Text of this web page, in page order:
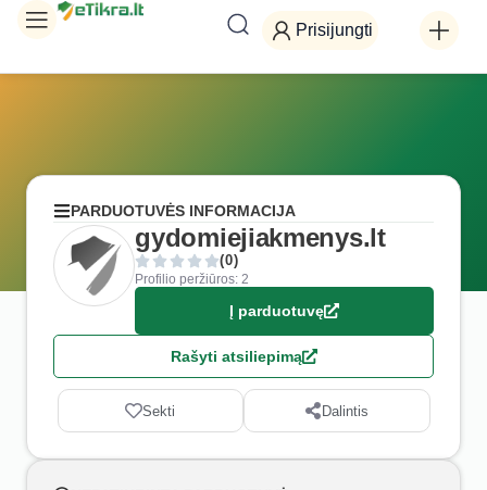
Prisijungti
PARDUOTUVĖS INFORMACIJA
gydomiejiakmenys.lt
(0)
Profilio peržiūros: 2
Į parduotuvę
Rašyti atsiliepimą
Sekti Dalintis